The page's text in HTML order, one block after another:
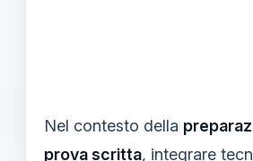
Nel contesto della
prova scritta, integrare